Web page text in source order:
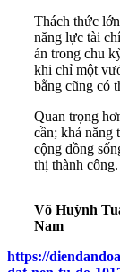
Thách thức
năng lực tài
án trong chu
khi chỉ một
bằng cũng có
Quan trọng
cần; khả năng
cộng đồng
thị thành công.
Võ Huỳnh
Nam
https://